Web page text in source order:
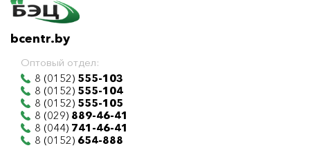
bcentr.by
Оптовый отдел:
8 (0152) 555-103
8 (0152) 555-104
8 (0152) 555-105
8 (029) 889-46-41
8 (044) 741-46-41
8 (0152) 654-888